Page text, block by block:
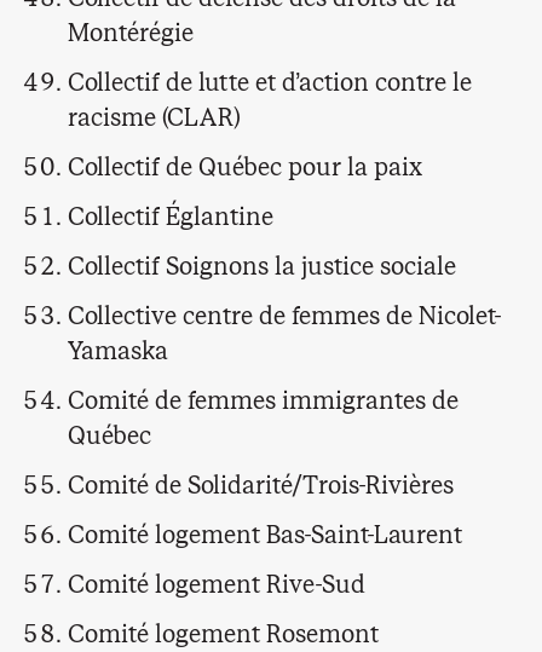
Montérégie
Collectif de lutte et d’action contre le
racisme (CLAR)
Collectif de Québec pour la paix
Collectif Églantine
Collectif Soignons la justice sociale
Collective centre de femmes de Nicolet-
Yamaska
Comité de femmes immigrantes de
Québec
Comité de Solidarité/Trois-Rivières
Comité logement Bas-Saint-Laurent
Comité logement Rive-Sud
Comité logement Rosemont